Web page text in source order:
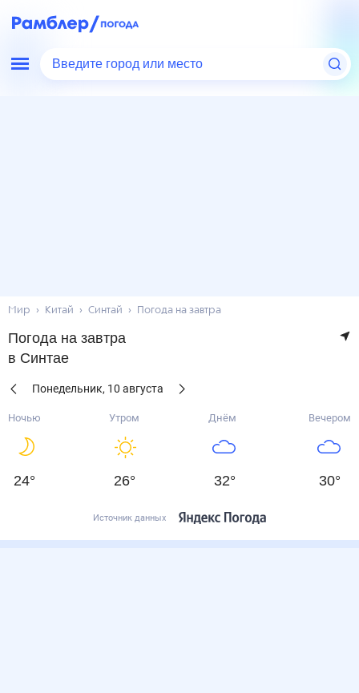
Введите город или место
Мир Китай Синтай Погода на завтра
Погода на завтра
в Синтае
Понедельник, 10 августа
Ночью
24°
Утром
26°
Днём
32°
Вечером
30°
Источник данных